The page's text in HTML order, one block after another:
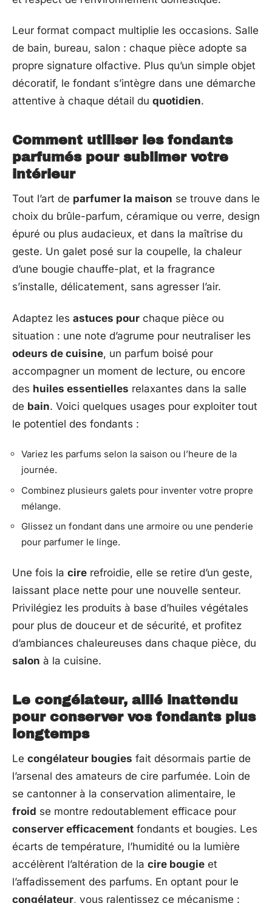
Leur format compact multiplie les occasions. Salle
de bain, bureau, salon : chaque pièce adopte sa
propre signature olfactive. Plus qu’un simple objet
décoratif, le fondant s’intègre dans une démarche
attentive à chaque détail du quotidien.
Comment utiliser les fondants
parfumés pour sublimer votre
intérieur
Tout l’art de parfumer la maison se trouve dans le
choix du brûle-parfum, céramique ou verre, design
épuré ou plus audacieux, et dans la maîtrise du
geste. Un galet posé sur la coupelle, la chaleur
d’une bougie chauffe-plat, et la fragrance
s’installe, délicatement, sans agresser l’air.
Adaptez les astuces pour chaque pièce ou
situation : une note d’agrume pour neutraliser les
odeurs de cuisine, un parfum boisé pour
accompagner un moment de lecture, ou encore
des huiles essentielles relaxantes dans la salle
de bain. Voici quelques usages pour exploiter tout
le potentiel des fondants :
Variez les parfums selon la saison ou l’heure de la
journée.
Combinez plusieurs galets pour inventer votre propre
mélange.
Glissez un fondant dans une armoire ou une penderie
pour parfumer le linge.
Une fois la cire refroidie, elle se retire d’un geste,
laissant place nette pour une nouvelle senteur.
Privilégiez les produits à base d’huiles végétales
pour plus de douceur et de sécurité, et profitez
d’ambiances chaleureuses dans chaque pièce, du
salon à la cuisine.
Le congélateur, allié inattendu
pour conserver vos fondants plus
longtemps
Le congélateur bougies fait désormais partie de
l’arsenal des amateurs de cire parfumée. Loin de
se cantonner à la conservation alimentaire, le
froid se montre redoutablement efficace pour
conserver efficacement fondants et bougies. Les
écarts de température, l’humidité ou la lumière
accélèrent l’altération de la cire bougie et
l’affadissement des parfums. En optant pour le
congélateur, vous ralentissez ce mécanisme :